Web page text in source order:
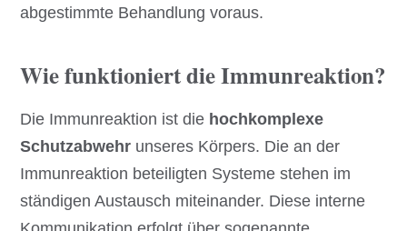
abgestimmte Behandlung voraus.
Wie funktioniert die Immunreaktion?
Die Immunreaktion ist die hochkomplexe
Schutzabwehr unseres Körpers. Die an der
Immunreaktion beteiligten Systeme stehen im
ständigen Austausch miteinander. Diese interne